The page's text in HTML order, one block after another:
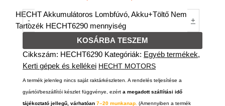
-
HECHT Akkumulátoros Lombfúvó, Akku+Töltő Nem
Tartozék HECHT6290 mennyiség
+
KOSÁRBA TESZEM
Cikkszám: HECHT6290 Kategóriák: Egyéb termékek,
Kerti gépek és kellékei HECHT MOTORS
A termék jelenleg nincs saját raktárkészleten. A rendelés teljesítése a
gyártói/beszállítói készlet függvénye, ezérta megadott szállítási idő
tájékoztató jellegű, várhatóan7–20 munkanap. (Amennyiben a termék